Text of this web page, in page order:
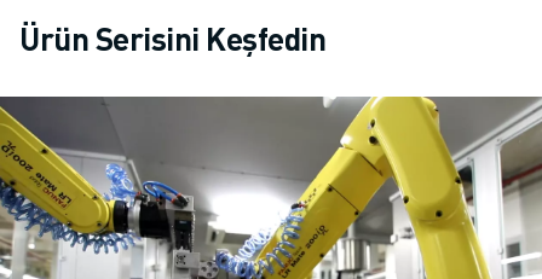
Ürün Serisini Keşfedin